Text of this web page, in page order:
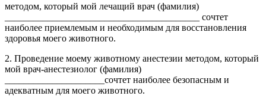
методом, который мой лечащий врач (фамилия)
_________________________________________ сочтет
наиболее приемлемым и необходимым для восстановления
здоровья моего животного.
2. Проведение моему животному анестезии методом, который
мой врач-анестезиолог (фамилия)
_____________________сочтет наиболее безопасным и
адекватным для моего животного.